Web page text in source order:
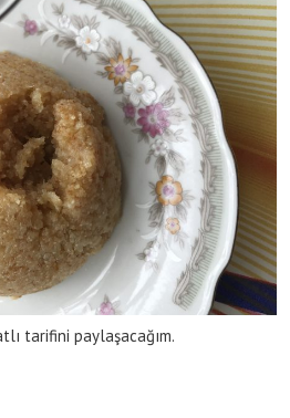
tarifini paylaşacağım.